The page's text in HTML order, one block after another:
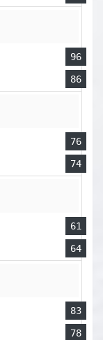
96
86
76
74
61
64
83
78